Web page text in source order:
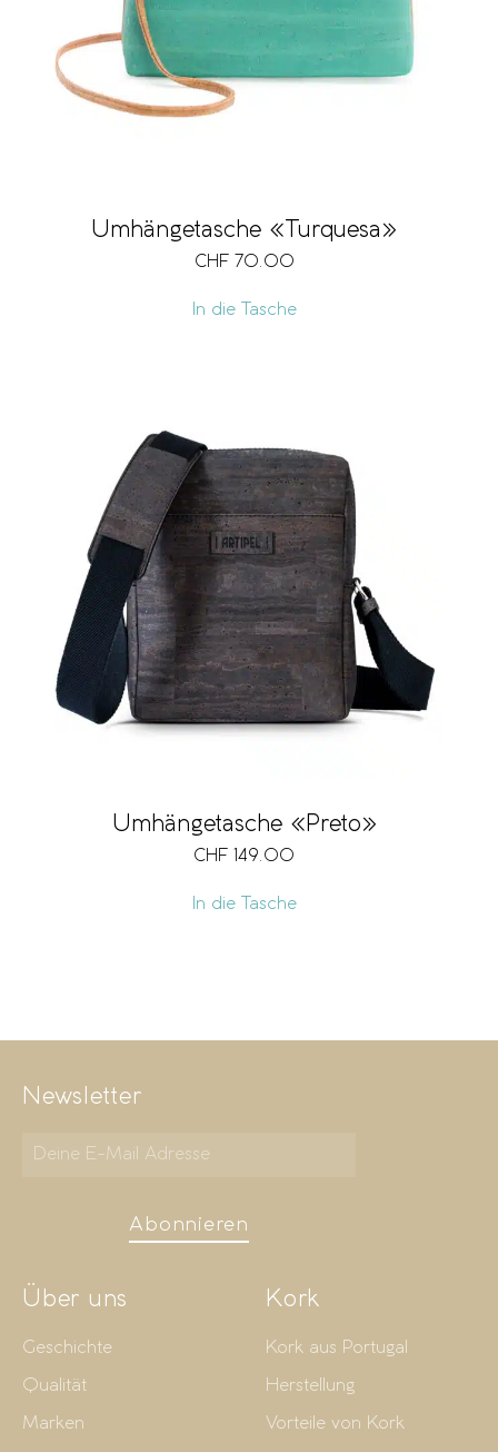
Umhängetasche «Turquesa»
CHF 70.00
In die Tasche
Umhängetasche «Preto»
CHF 149.00
In die Tasche
Newsletter
Abonnieren
Über uns
Geschichte
Qualität
Marken
Kork
Kork aus Portugal
Herstellung
Vorteile von Kork